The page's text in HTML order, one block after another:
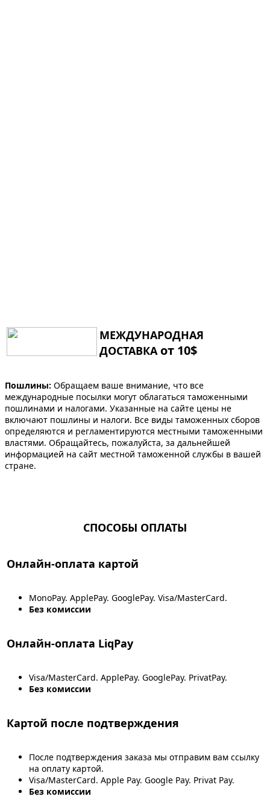
МЕЖДУНАРОДНАЯ
ДОСТАВКА от 10$
Пошлины: Обращаем ваше внимание, что все
международные посылки могут облагаться таможенными
пошлинами и налогами. Указанные на сайте цены не
включают пошлины и налоги. Все виды таможенных сборов
определяются и регламентируются местными таможенными
властями. Обращайтесь, пожалуйста, за дальнейшей
информацией на сайт местной таможенной службы в вашей
стране.
СПОСОБЫ ОПЛАТЫ
Онлайн-оплата картой
MonoPay. ApplePay. GooglePay. Visa/MasterCard.
Без комиссии
Онлайн-оплата LiqPay
Visa/MasterCard. ApplePay. GooglePay. PrivatPay.
Без комиссии
Картой после подтверждения
После подтверждения заказа мы отправим вам ссылку
на оплату картой.
Visa/MasterCard. Apple Pay. Google Pay. Privat Pay.
Без комиссии